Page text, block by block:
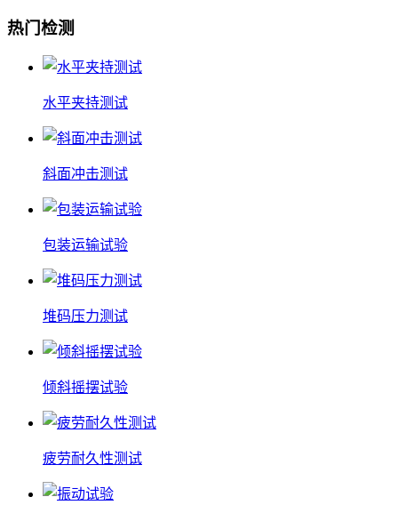
热门检测
水平夹持测试
斜面冲击测试
包装运输试验
堆码压力测试
倾斜摇摆试验
疲劳耐久性测试